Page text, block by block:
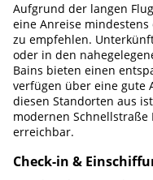
Aufgrund der langen
eine Anreise
zu empfehlen.
oder in den
Bains bieten einen
verfügen über eine gute
diesen Standorten aus
modernen Schnellstraße
erreichbar.
Check-in &